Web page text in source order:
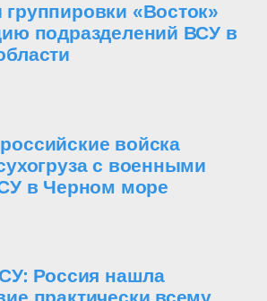
«Восток»
подразделений ВСУ в
войска
с военными
в Черном море
Россия нашла